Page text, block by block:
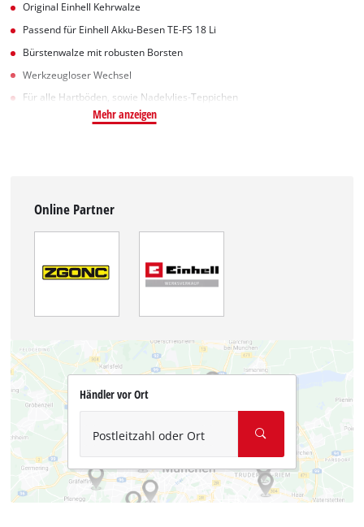
Original Einhell Kehrwalze
Passend für Einhell Akku-Besen TE-FS 18 Li
Bürstenwalze mit robusten Borsten
Werkzeugloser Wechsel
Für alle Hartböden, sowie Nadelvlies-Teppichen
Mehr anzeigen
Online Partner
Händler vor Ort
Postleitzahl oder Ort